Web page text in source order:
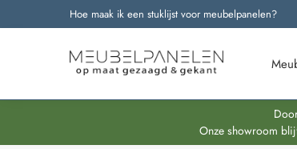
Hoe maak ik een stuklijst voor meubelpanelen?
Onze nieuwste producten
Onze showroom